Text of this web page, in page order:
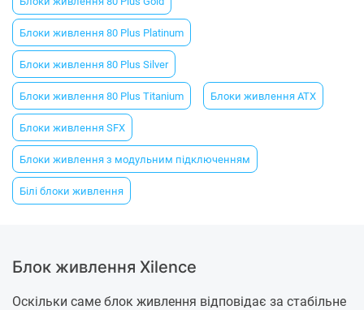
Блоки живлення 80 Plus Platinum
Блоки живлення 80 Plus Silver
Блоки живлення 80 Plus Titanium Блоки живлення ATX
Блоки живлення SFX
Блоки живлення з модульним підключенням
Білі блоки живлення
Блок живлення Xilence
Оскільки саме блок живлення відповідає за стабільне